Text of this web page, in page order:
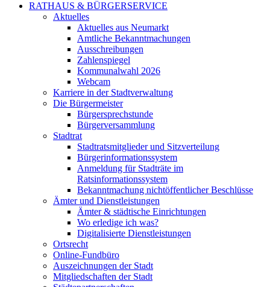
RATHAUS & BÜRGERSERVICE
Aktuelles
Aktuelles aus Neumarkt
Amtliche Bekanntmachungen
Ausschreibungen
Zahlenspiegel
Kommunalwahl 2026
Webcam
Karriere in der Stadtverwaltung
Die Bürgermeister
Bürgersprechstunde
Bürgerversammlung
Stadtrat
Stadtratsmitglieder und Sitzverteilung
Bürgerinformationssystem
Anmeldung für Stadträte im
Ratsinformationssystem
Bekanntmachung nichtöffentlicher Beschlüsse
Ämter und Dienstleistungen
Ämter & städtische Einrichtungen
Wo erledige ich was?
Digitalisierte Dienstleistungen
Ortsrecht
Online-Fundbüro
Auszeichnungen der Stadt
Mitgliedschaften der Stadt